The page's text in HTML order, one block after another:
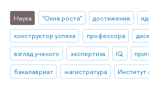
Наука "Окна роста" достижения
конструктор успеха
профессора
взгляд ученого
экспертиза IQ
бакалавриат
магистратура Институт